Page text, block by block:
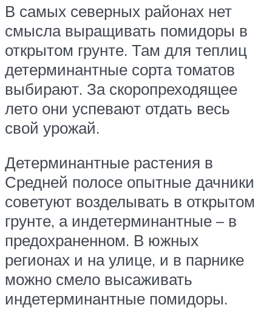
В самых северных районах нет
смысла выращивать помидоры в
открытом грунте. Там для теплиц
детерминантные сорта томатов
выбирают. За скоропреходящее
лето они успевают отдать весь
свой урожай.
Детерминантные растения в
Средней полосе опытные дачники
советуют возделывать в открытом
грунте, а индетерминантные – в
предохраненном. В южных
регионах и на улице, и в парнике
можно смело высаживать
индетерминантные помидоры.